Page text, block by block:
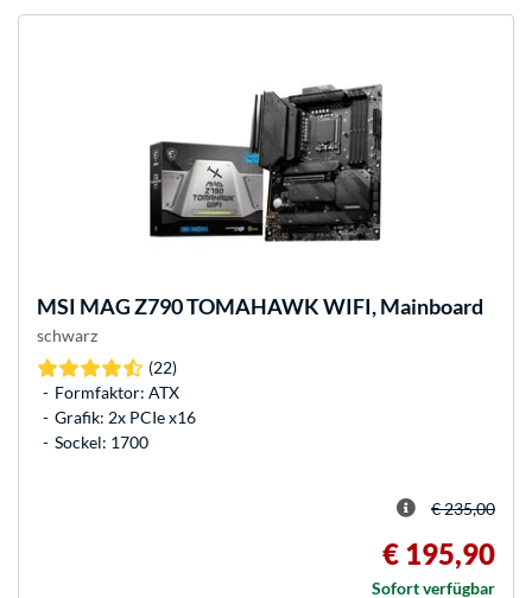
MSI MAG Z790 TOMAHAWK WIFI, Mainboard
schwarz
(22)
Formfaktor: ATX
Grafik: 2x PCIe x16
Sockel: 1700
€ 235,00
€ 195,90
Sofort verfügbar